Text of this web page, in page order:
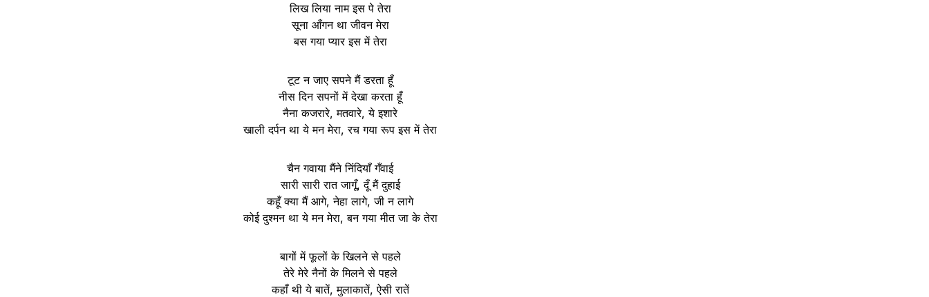
लिख लिया नाम इस पे तेरा
सूना आँगन था जीवन मेरा
बस गया प्यार इस में तेरा
टूट न जाए सपने मैं डरता हूँ
नीस दिन सपनों में देखा करता हूँ
नैना कजरारे, मतवारे, ये इशारे
खाली दर्पन था ये मन मेरा, रच गया रूप इस में तेरा
चैन गवाया मैंने निंदियाँ गँवाई
सारी सारी रात जागूँ, दूँ मैं दुहाई
कहूँ क्या मैं आगे, नेहा लागे, जी न लागे
कोई दुश्मन था ये मन मेरा, बन गया मीत जा के तेरा
बागों में फूलों के खिलने से पहले
तेरे मेरे नैनों के मिलने से पहले
कहाँ थी ये बातें, मुलाकातें, ऐसी रातें